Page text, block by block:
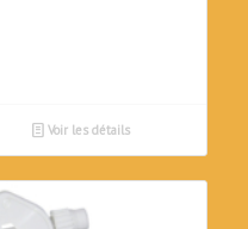
Voir les détails